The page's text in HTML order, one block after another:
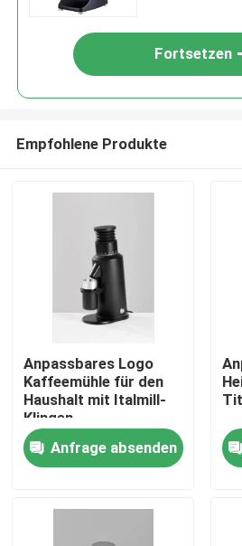
Haus
VR Show
Fortsetzen
Empfohlene Produkte
Anpassbares Logo
Kaffeemühle für den
Haushalt mit Italmill-
Klingen
Anfrage absenden